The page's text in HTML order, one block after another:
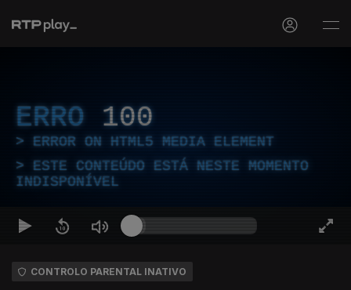
ERRO 100
ERROR ON HTML5 MEDIA ELEMENT
ESTE CONTEÚDO ESTÁ NESTE MOMENTO
INDISPONÍVEL
CONTROLO PARENTAL INATIVO